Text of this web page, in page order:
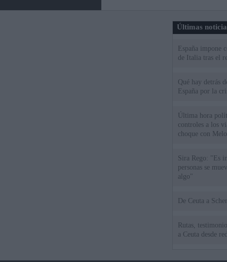
Últimas
España impone
de Italia tras el
Qué hay detrás
España por la
Última hora
controles a los
choque con
Sira Rego: "Es
personas se
algo"
De
Rutas,
a Ceuta desde